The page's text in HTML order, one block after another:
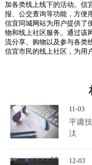
加各类线上线下的活动。信
报、公交查询等功能，方便
信宜同城网站为用户提供了
物和线上社区服务。通过该
流分享、购物以及参与各类
信宜市民的线上社区，为用
11-03
平庸
汰
12-03